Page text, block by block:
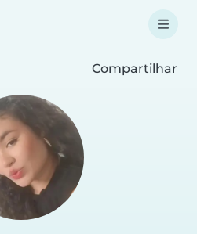
Compartilhar